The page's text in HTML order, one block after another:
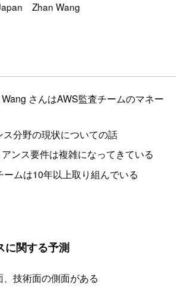
Zhan Wang
さんはAWS監査チームのマネー
ス分野の現状についての話
ンス要件は複雑になってきている
ームは10年以上取り組んでいる
に関する予測
技術面の側面がある